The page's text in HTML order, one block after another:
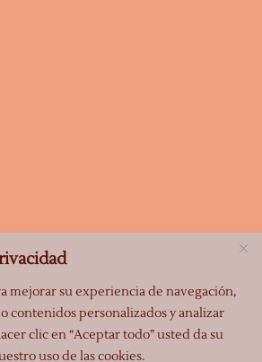
mejorar su experiencia de navegación,
contenidos personalizados y analizar
clic en “Aceptar todo” usted da su
uso de las cookies.
próximos eventos, promociones y otra